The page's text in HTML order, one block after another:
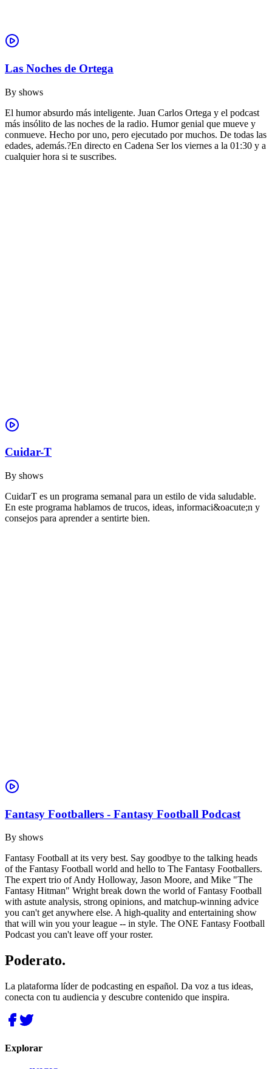
Las Noches de Ortega
By shows
El humor absurdo más inteligente. Juan Carlos Ortega y el podcast
más insólito de las noches de la radio. Humor genial que mueve y
conmueve. Hecho por uno, pero ejecutado por muchos. De todas las
edades, además.?En directo en Cadena Ser los viernes a la 01:30 y a
cualquier hora si te suscribes.
Cuidar-T
By shows
CuidarT es un programa semanal para un estilo de vida saludable.
En este programa hablamos de trucos, ideas, informaci&oacute;n y
consejos para aprender a sentirte bien.
Fantasy Footballers - Fantasy Football Podcast
By shows
Fantasy Football at its very best. Say goodbye to the talking heads
of the Fantasy Football world and hello to The Fantasy Footballers.
The expert trio of Andy Holloway, Jason Moore, and Mike "The
Fantasy Hitman" Wright break down the world of Fantasy Football
with astute analysis, strong opinions, and matchup-winning advice
you can't get anywhere else. A high-quality and entertaining show
that will win you your league -- in style. The ONE Fantasy Football
Podcast you can't leave off your roster.
Poderato.
La plataforma líder de podcasting en español. Da voz a tus ideas,
conecta con tu audiencia y descubre contenido que inspira.
Explorar